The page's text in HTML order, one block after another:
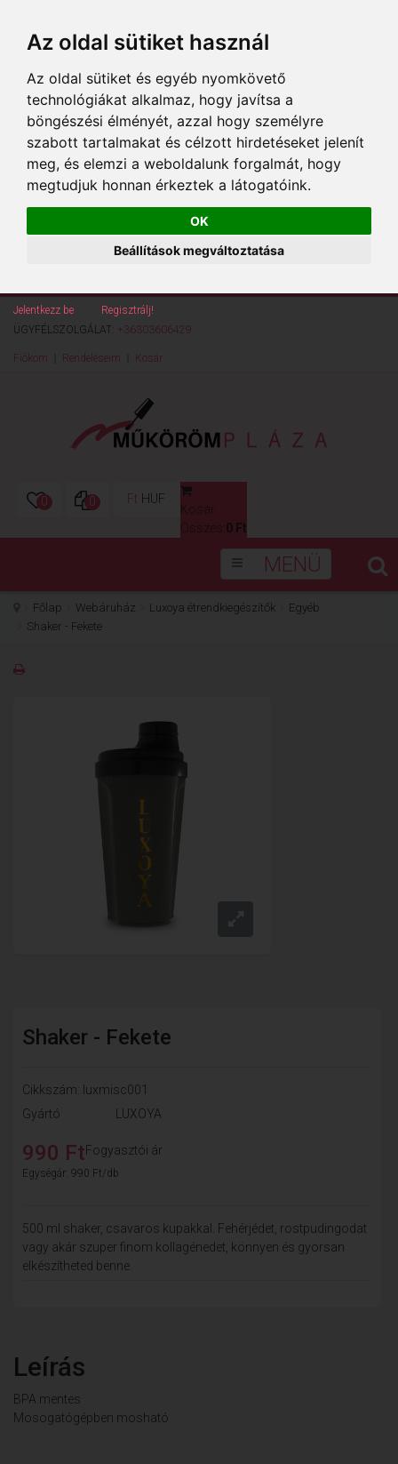
Az oldal sütiket használ
Az oldal sütiket és egyéb nyomkövető
technológiákat alkalmaz, hogy javítsa a
böngészési élményét, azzal hogy személyre
szabott tartalmakat és célzott hirdetéseket jelenít
meg, és elemzi a weboldalunk forgalmát, hogy
megtudjuk honnan érkeztek a látogatóink.
OK
Beállítások megváltoztatása
Jelentkezz be
Regisztrálj!
ÜGYFÉLSZOLGÁLAT: +36303606429
Fiókom Rendeléseim Kosár
0 0 Ft HUF
Kosár
Összes: 0 Ft
MENÜ
Főlap Webáruház Luxoya étrendkiegészítők
Egyéb
Shaker - Fekete
Shaker - Fekete
Cikkszám: luxmisc001
Gyártó
LUXOYA
Fogyasztói ár
990 Ft
Egységár: 990 Ft/db
500 ml shaker, csavaros kupakkal. Fehérjédet, rostpudingodat
vagy akár szuper finom kollagénedet, könnyen és gyorsan
elkészítheted benne.
Leírás
BPA mentes
Mosogatógépben mosható